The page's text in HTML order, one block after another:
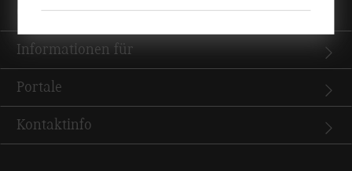
Quicklinks
Informationen für
Portale
Kontaktinfo